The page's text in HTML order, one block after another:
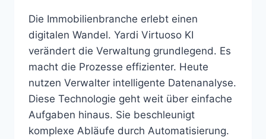
Die Immobilienbranche erlebt einen
digitalen Wandel. Yardi Virtuoso KI
verändert die Verwaltung grundlegend. Es
macht die Prozesse effizienter. Heute
nutzen Verwalter intelligente Datenanalyse.
Diese Technologie geht weit über einfache
Aufgaben hinaus. Sie beschleunigt
komplexe Abläufe durch Automatisierung.